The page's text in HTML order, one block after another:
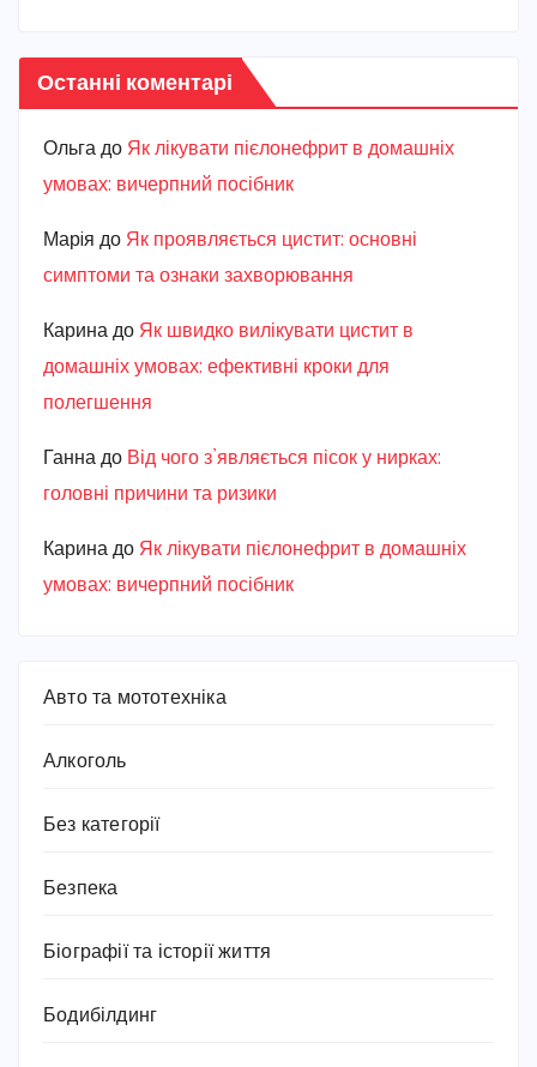
Останні коментарі
Ольга до Як лікувати пієлонефрит в домашніх
умовах: вичерпний посібник
Марiя до Як проявляється цистит: основні
симптоми та ознаки захворювання
Карина до Як швидко вилікувати цистит в
домашніх умовах: ефективні кроки для
полегшення
Ганна до Від чого з’являється пісок у нирках:
головні причини та ризики
Карина до Як лікувати пієлонефрит в домашніх
умовах: вичерпний посібник
Авто та мототехніка
Алкоголь
Без категорії
Безпека
Біографії та історії життя
Бодибілдинг